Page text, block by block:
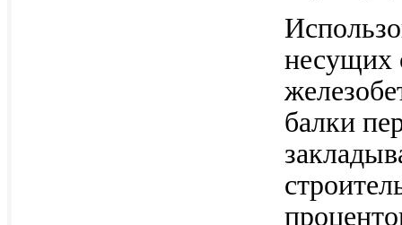
несущих
балки